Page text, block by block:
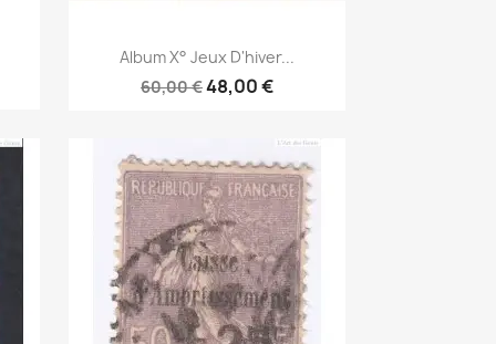
Album X° Jeux D'hiver...
60,00 €48,00 €
Aperçu rapide